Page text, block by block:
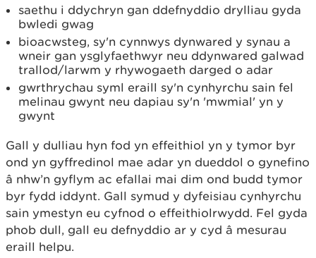
saethu i ddychryn gan ddefnyddio drylliau gyda
bwledi gwag
bioacwsteg, sy'n cynnwys dynwared y synau a
wneir gan ysglyfaethwyr neu ddynwared galwad
trallod/larwm y rhywogaeth darged o adar
gwrthrychau syml eraill sy'n cynhyrchu sain fel
melinau gwynt neu dapiau sy'n 'mwmial' yn y
gwynt
Gall y dulliau hyn fod yn effeithiol yn y tymor byr
ond yn gyffredinol mae adar yn dueddol o gynefino
â nhw’n gyflym ac efallai mai dim ond budd tymor
byr fydd iddynt. Gall symud y dyfeisiau cynhyrchu
sain ymestyn eu cyfnod o effeithiolrwydd. Fel gyda
phob dull, gall eu defnyddio ar y cyd â mesurau
eraill helpu.